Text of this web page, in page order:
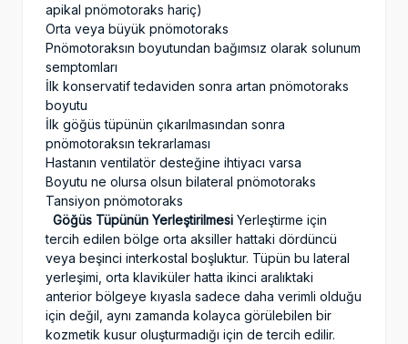
apikal pnömotoraks hariç)
Orta veya büyük pnömotoraks
Pnömotoraksın boyutundan bağımsız olarak solunum
semptomları
İlk konservatif tedaviden sonra artan pnömotoraks
boyutu
İlk göğüs tüpünün çıkarılmasından sonra
pnömotoraksın tekrarlaması
Hastanın ventilatör desteğine ihtiyacı varsa
Boyutu ne olursa olsun bilateral pnömotoraks
Tansiyon pnömotoraks
Göğüs Tüpünün Yerleştirilmesi Yerleştirme için
tercih edilen bölge orta aksiller hattaki dördüncü
veya beşinci interkostal boşluktur. Tüpün bu lateral
yerleşimi, orta klaviküler hatta ikinci aralıktaki
anterior bölgeye kıyasla sadece daha verimli olduğu
için değil, aynı zamanda kolayca görülebilen bir
kozmetik kusur oluşturmadığı için de tercih edilir.